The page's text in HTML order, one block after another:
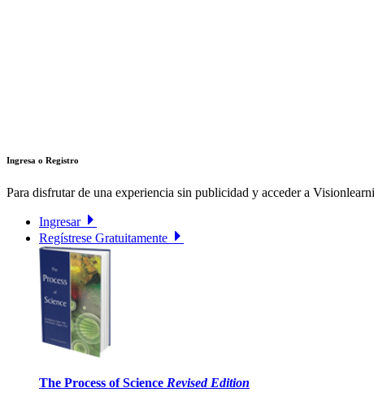
Ingresa o Registro
Para disfrutar de una experiencia sin publicidad y acceder a
Ingresar
Regístrese Gratuitamente
The Process of Science Revised Edition